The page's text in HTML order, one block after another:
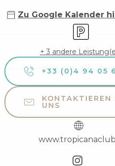
Zu Google Kalender
Parkplatz
+ 3 andere
+33 (0)4 94 05
KONTAKTIEREN
UNS